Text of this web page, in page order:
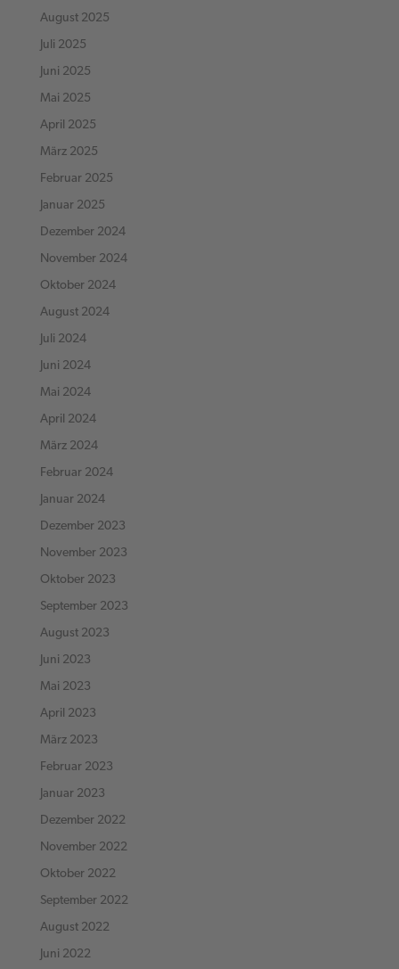
August 2025
Juli 2025
Juni 2025
Mai 2025
April 2025
März 2025
Februar 2025
Januar 2025
Dezember 2024
November 2024
Oktober 2024
August 2024
Juli 2024
Juni 2024
Mai 2024
April 2024
März 2024
Februar 2024
Januar 2024
Dezember 2023
November 2023
Oktober 2023
September 2023
August 2023
Juni 2023
Mai 2023
April 2023
März 2023
Februar 2023
Januar 2023
Dezember 2022
November 2022
Oktober 2022
September 2022
August 2022
Juni 2022